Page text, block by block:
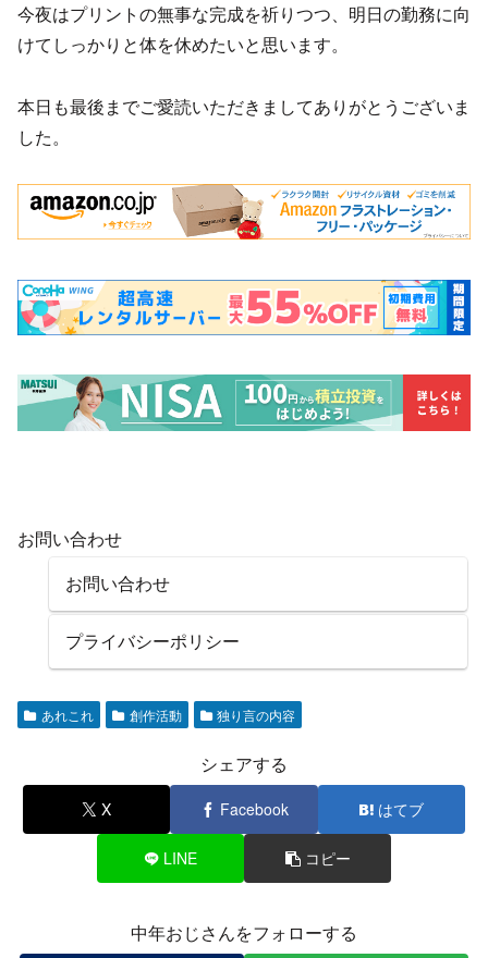
今夜はプリントの無事な完成を祈りつつ、明日の勤務に向
けてしっかりと体を休めたいと思います。
本日も最後までご愛読いただきましてありがとうございま
した。
お問い合わせ
お問い合わせ
プライバシーポリシー
あれこれ 創作活動 独り言の内容
シェアする
X Facebook はてブ
LINE コピー
中年おじさんをフォローする